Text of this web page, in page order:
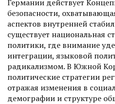
Германии действует
безопасности,
аспектов внутренней
существует национальная
политики, где внимание
интеграции, языковой
радикализмом. В Южной
политические стратегии
отражая изменения в
демографии и структуре